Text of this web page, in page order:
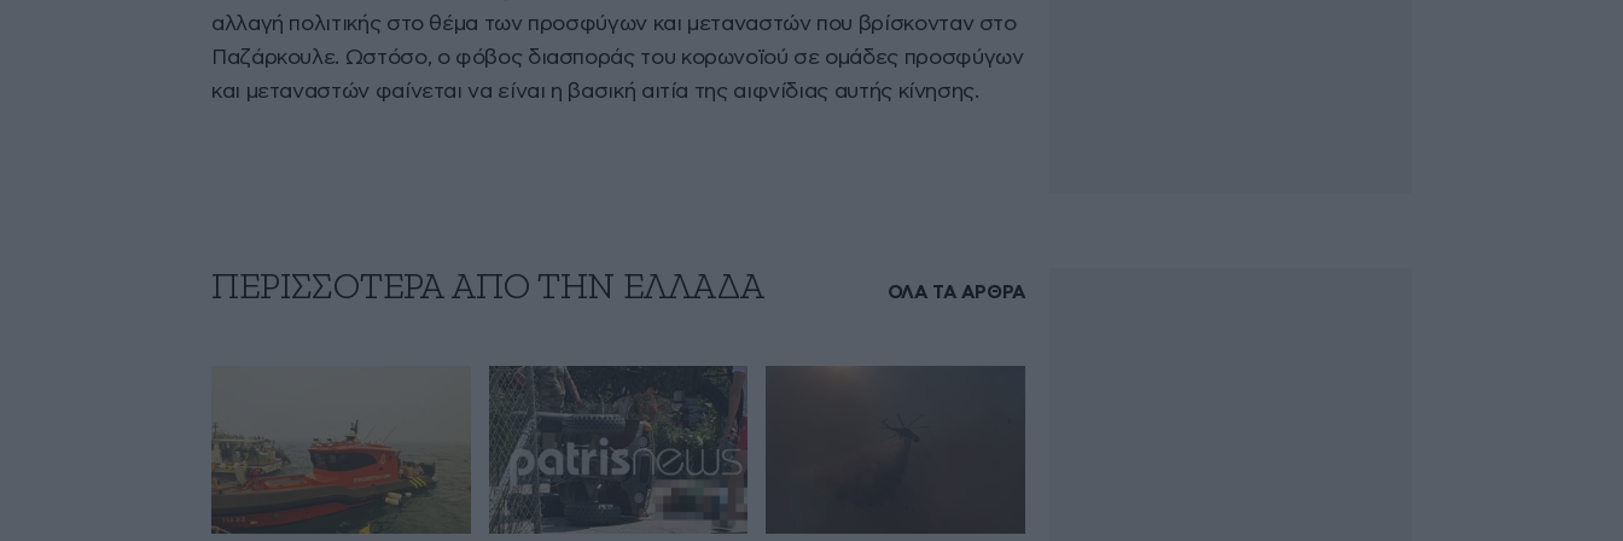
αλλαγή πολιτικής στο θέμα των προσφύγων και μεταναστών που βρίσκονταν στο
Παζάρκουλε. Ωστόσο, ο φόβος διασποράς του κορωνοϊού σε ομάδες προσφύγων
και μεταναστών φαίνεται να είναι η βασική αιτία της αιφνίδιας αυτής κίνησης.
ΠΕΡΙΣΣΟΤΕΡΑ ΑΠΟ ΤΗΝ ΕΛΛΑΔΑ ΟΛΑ ΤΑ ΑΡΘΡΑ